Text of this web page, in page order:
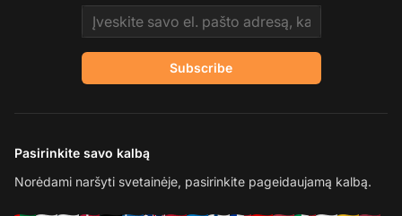
Email address
Subscribe
Pasirinkite savo kalbą
Norėdami naršyti svetainėje, pasirinkite pageidaujamą kalbą.